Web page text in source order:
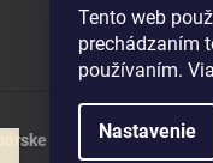
Tento web
prechádzaním
používaním.
Nastavenie
potreby. Všetky